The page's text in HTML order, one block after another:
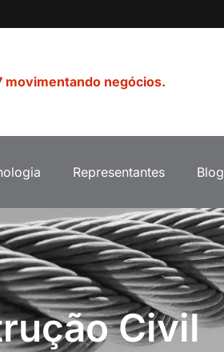
movimentando negócios.
Representantes Blog
Civil